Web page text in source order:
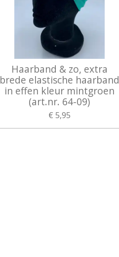
Haarband & zo, extra
brede elastische haarband
in effen kleur mintgroen
(art.nr. 64-09)
€ 5,95